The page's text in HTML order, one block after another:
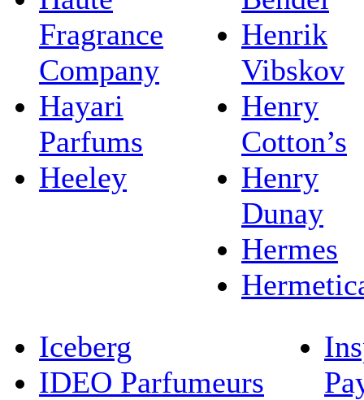
Fragrance
Company
Hayari
Parfums
Heeley
Henrik
Vibskov
Henry
Cotton’s
Henry
Dunay
Hermes
Iceberg
IDEO Parfumeurs